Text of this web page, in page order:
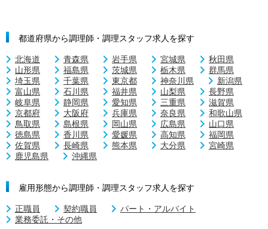
都道府県から調理師・調理スタッフ求人を探す
北海道 青森県 岩手県 宮城県
秋田県
山形県
福島県 茨城県 栃木県
群馬県
埼玉県
千葉県 東京都 神奈川県
新潟県
富山県
石川県 福井県 山梨県
長野県
岐阜県
静岡県 愛知県 三重県
滋賀県
京都府
大阪府 兵庫県 奈良県
和歌山県
鳥取県
島根県 岡山県 広島県
山口県
徳島県
香川県 愛媛県 高知県
福岡県
佐賀県
長崎県 熊本県 大分県
宮崎県
鹿児島県
沖縄県
雇用形態から調理師・調理スタッフ求人を探す
正職員 契約職員
パート・アルバイト
業務委託・その他